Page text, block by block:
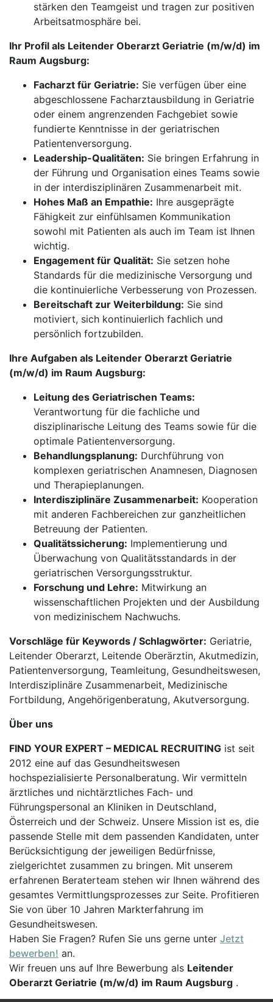
stärken den Teamgeist und tragen zur positiven
Arbeitsatmosphäre bei.
Ihr Profil als Leitender Oberarzt Geriatrie (m/w/d) im
Raum Augsburg:
Facharzt für Geriatrie: Sie verfügen über eine
abgeschlossene Facharztausbildung in Geriatrie
oder einem angrenzenden Fachgebiet sowie
fundierte Kenntnisse in der geriatrischen
Patientenversorgung.
Leadership-Qualitäten: Sie bringen Erfahrung in
der Führung und Organisation eines Teams sowie
in der interdisziplinären Zusammenarbeit mit.
Hohes Maß an Empathie: Ihre ausgeprägte
Fähigkeit zur einfühlsamen Kommunikation
sowohl mit Patienten als auch im Team ist Ihnen
wichtig.
Engagement für Qualität: Sie setzen hohe
Standards für die medizinische Versorgung und
die kontinuierliche Verbesserung von Prozessen.
Bereitschaft zur Weiterbildung: Sie sind
motiviert, sich kontinuierlich fachlich und
persönlich fortzubilden.
Ihre Aufgaben als Leitender Oberarzt Geriatrie
(m/w/d) im Raum Augsburg:
Leitung des Geriatrischen Teams:
Verantwortung für die fachliche und
disziplinarische Leitung des Teams sowie für die
optimale Patientenversorgung.
Behandlungsplanung: Durchführung von
komplexen geriatrischen Anamnesen, Diagnosen
und Therapieplanungen.
Interdisziplinäre Zusammenarbeit: Kooperation
mit anderen Fachbereichen zur ganzheitlichen
Betreuung der Patienten.
Qualitätssicherung: Implementierung und
Überwachung von Qualitätsstandards in der
geriatrischen Versorgungsstruktur.
Forschung und Lehre: Mitwirkung an
wissenschaftlichen Projekten und der Ausbildung
von medizinischem Nachwuchs.
Vorschläge für Keywords / Schlagwörter: Geriatrie,
Leitender Oberarzt, Leitende Oberärztin, Akutmedizin,
Patientenversorgung, Teamleitung, Gesundheitswesen,
Interdisziplinäre Zusammenarbeit, Medizinische
Fortbildung, Angehörigenberatung, Akutversorgung.
Über uns
FIND YOUR EXPERT – MEDICAL RECRUITING ist seit
2012 eine auf das Gesundheitswesen
hochspezialisierte Personalberatung. Wir vermitteln
ärztliches und nichtärztliches Fach- und
Führungspersonal an Kliniken in Deutschland,
Österreich und der Schweiz. Unsere Mission ist es, die
passende Stelle mit dem passenden Kandidaten, unter
Berücksichtigung der jeweiligen Bedürfnisse,
zielgerichtet zusammen zu bringen. Mit unserem
erfahrenen Beraterteam stehen wir Ihnen während des
gesamtes Vermittlungsprozesses zur Seite. Profitieren
Sie von über 10 Jahren Markterfahrung im
Gesundheitswesen.
Haben Sie Fragen? Rufen Sie uns gerne unter Jetzt
bewerben! an.
Wir freuen uns auf Ihre Bewerbung als Leitender
Oberarzt Geriatrie (m/w/d) im Raum Augsburg .